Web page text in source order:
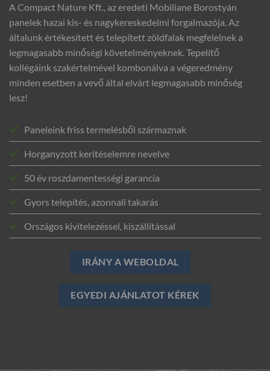
A Compact Nature Kft., az eredeti Mobiliane Borostyán
panelek hazai kis- és nagykereskedelmi forgalmazója. Az
általunk értékesített és telepített zöldfalak megfelelnek a
legmagasabb minőségi követelményeknek. Tepelítő
kollégáink szakértelmével kombonálva a végeredmény
minden esetben a vevő által elvárt legmagasabb minőség
lesz!
Paneleink friss termelésből származnak
Horganyzott kerítéselemre nevelve
50 év roszdamentességi garancia
Gyors telepítés, azonnali takarás
Országos kivitelezéssel, kiszállítással
IRÁNY A WEBOLDAL
EGYEDI AJÁNLATOT KÉREK